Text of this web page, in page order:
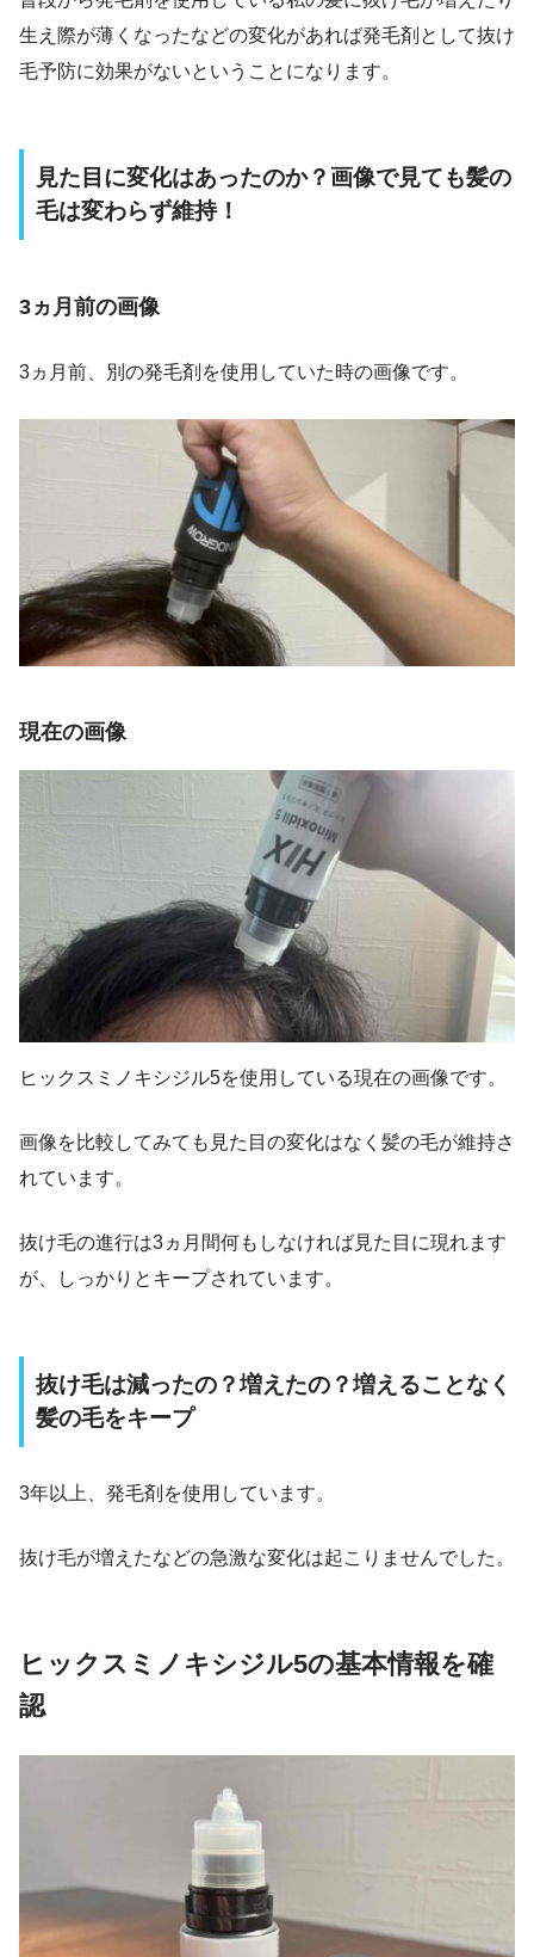
生え際が薄くなったなどの変化があれば発毛剤として抜け
毛予防に効果がないということになります。
見た目に変化はあったのか？画像で見ても髪の
毛は変わらず維持！
3ヵ月前の画像
3ヵ月前、別の発毛剤を使用していた時の画像です。
現在の画像
ヒックスミノキシジル5を使用している現在の画像です。
画像を比較してみても 見た目の変化はなく髪の毛が維持さ
れています。
抜け毛の進行は3ヵ月間何もしなければ見た目に現れます
が、しっかりとキープされています。
抜け毛は減ったの？増えたの？増えることなく
髪の毛をキープ
3年以上、発毛剤を使用しています。
抜け毛が増えたなどの急激な変化は起こりませんでした。
ヒックスミノキシジル5の基本情報を確
認